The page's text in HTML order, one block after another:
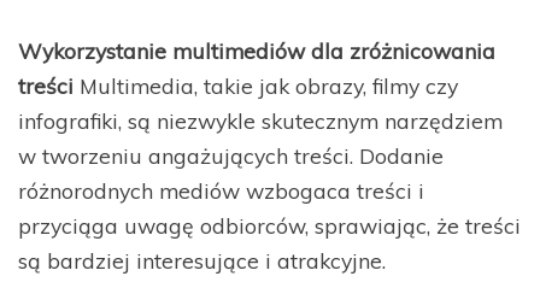
Wykorzystanie multimediów dla zróżnicowania
treści Multimedia, takie jak obrazy, filmy czy
infografiki, są niezwykle skutecznym narzędziem
w tworzeniu angażujących treści. Dodanie
różnorodnych mediów wzbogaca treści i
przyciąga uwagę odbiorców, sprawiając, że treści
są bardziej interesujące i atrakcyjne.